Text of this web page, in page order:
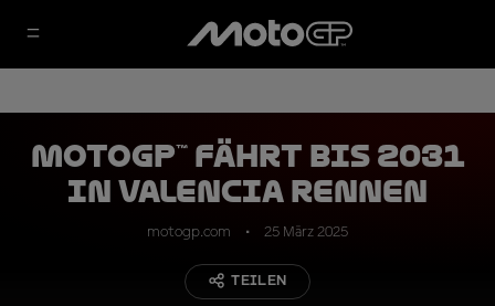
MotoGP™ fährt bis 2031
in Valencia Rennen
motogp.com 25 März 2025
TEILEN